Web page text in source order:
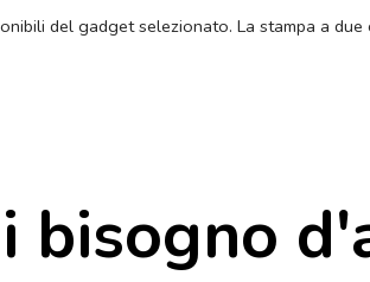
del gadget selezionato. La stampa a
bisogno